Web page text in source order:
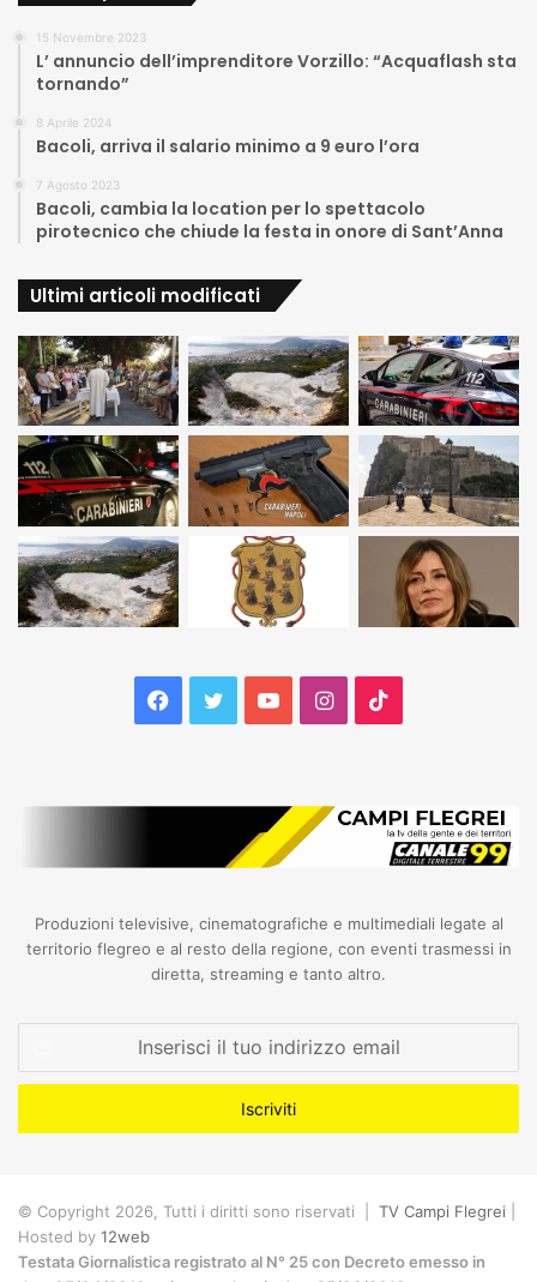
15 Novembre 2023
L’ annuncio dell’imprenditore Vorzillo: “Acquaflash sta
tornando”
8 Aprile 2024
Bacoli, arriva il salario minimo a 9 euro l’ora
7 Agosto 2023
Bacoli, cambia la location per lo spettacolo
pirotecnico che chiude la festa in onore di Sant’Anna
Ultimi articoli modificati
Facebook
TwitterYouTubeInstagram
Produzioni televisive, cinematografiche e multimediali legate al
territorio flegreo e al resto della regione, con eventi trasmessi in
diretta, streaming e tanto altro.
tuo
email
© Copyright 2026, Tutti i diritti sono riservati | TV Campi Flegrei
Hosted by 12web
Testata Giornalistica registrato al N° 25 con Decreto emesso in